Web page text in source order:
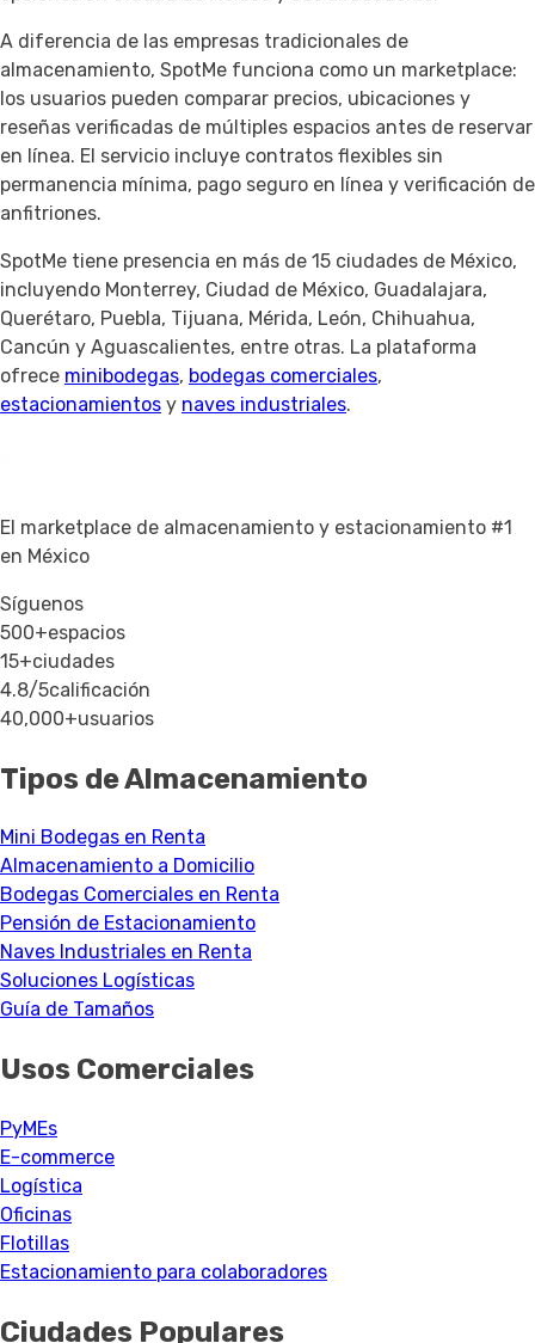
A diferencia de las empresas tradicionales de
almacenamiento, SpotMe funciona como un marketplace:
los usuarios pueden comparar precios, ubicaciones y
reseñas verificadas de múltiples espacios antes de reservar
en línea. El servicio incluye contratos flexibles sin
permanencia mínima, pago seguro en línea y verificación de
anfitriones.
SpotMe tiene presencia en más de 15 ciudades de México,
incluyendo Monterrey, Ciudad de México, Guadalajara,
Querétaro, Puebla, Tijuana, Mérida, León, Chihuahua,
Cancún y Aguascalientes, entre otras. La plataforma
ofrece minibodegas, bodegas comerciales,
estacionamientos y naves industriales.
El marketplace de almacenamiento y estacionamiento #1
en México
Síguenos
500+espacios
15+ciudades
4.8/5calificación
40,000+usuarios
Tipos de Almacenamiento
Mini Bodegas en Renta
Almacenamiento a Domicilio
Bodegas Comerciales en Renta
Pensión de Estacionamiento
Naves Industriales en Renta
Soluciones Logísticas
Guía de Tamaños
Usos Comerciales
PyMEs
E-commerce
Logística
Oficinas
Flotillas
Estacionamiento para colaboradores
Ciudades Populares